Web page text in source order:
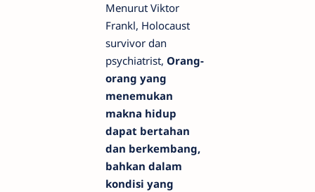
Menurut Viktor
Frankl, Holocaust
survivor dan
psychiatrist, Orang-
orang yang
menemukan
makna hidup
dapat bertahan
dan berkembang,
bahkan dalam
kondisi yang